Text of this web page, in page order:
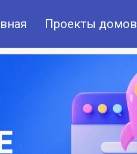
Проекты домов